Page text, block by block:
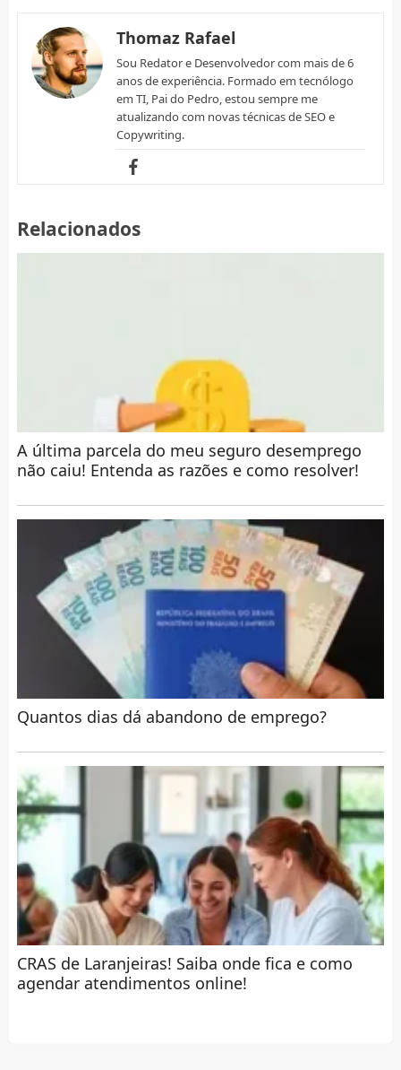
Thomaz Rafael
Sou Redator e Desenvolvedor com mais de 6
anos de experiência. Formado em tecnólogo
em TI, Pai do Pedro, estou sempre me
atualizando com novas técnicas de SEO e
Copywriting.
Relacionados
A última parcela do meu seguro desemprego
não caiu! Entenda as razões e como resolver!
Quantos dias dá abandono de emprego?
CRAS de Laranjeiras! Saiba onde fica e como
agendar atendimentos online!